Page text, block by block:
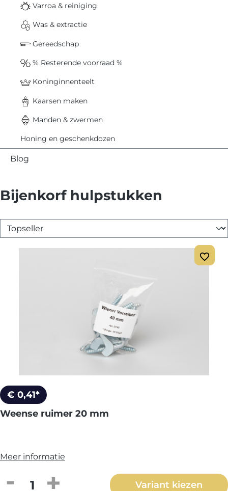
Varroa & reiniging
Was & extractie
Gereedschap
% Resterende voorraad %
Koninginnenteelt
Kaarsen maken
Manden & zwermen
Honing en geschenkdozen
Blog
Bijenkorf hulpstukken
€ 0,41*
Weense ruimer 20 mm
Meer informatie
Producthoeveelheid: Voer deVariant kiezen